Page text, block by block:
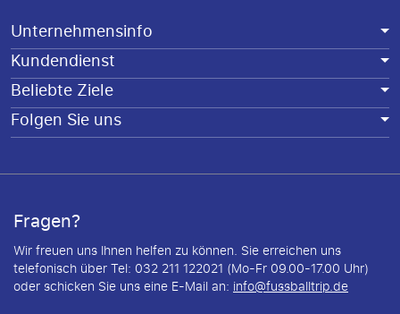
Unternehmensinfo
Kundendienst
Beliebte Ziele
Folgen Sie uns
Fragen?
Wir freuen uns Ihnen helfen zu können. Sie erreichen uns
telefonisch über Tel: 032 211 122021 (Mo-Fr 09.00-17.00 Uhr)
oder schicken Sie uns eine E-Mail an: info@fussballtrip.de